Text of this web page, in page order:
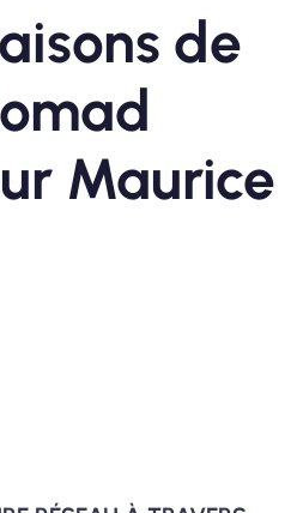
de
Maurice